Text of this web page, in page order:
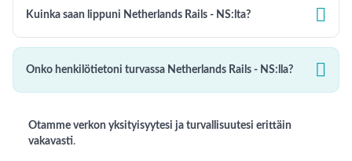
Kuinka saan lippuni Netherlands Rails - NS:lta? 
Onko henkilötietoni turvassa Netherlands Rails - NS:lla? 
Otamme verkon yksityisyytesi ja turvallisuutesi erittäin
vakavasti.